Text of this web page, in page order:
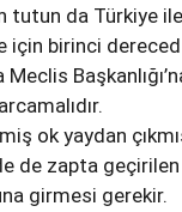
tutun da Türkiye
için birinci
ok yaydan
de zapta
girmesi gerekir.